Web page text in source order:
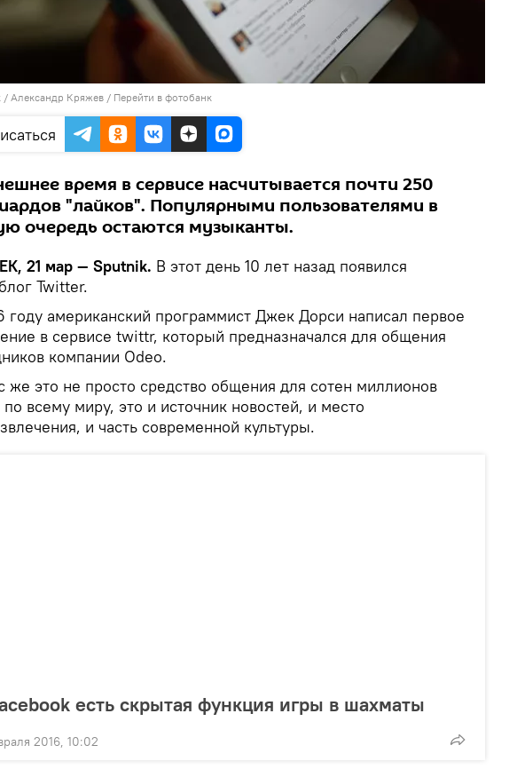
/ Александр Кряжев / Перейти в фотобанк
время в сервисе насчитывается почти 250
"лайков". Популярными пользователями в
очередь остаются музыканты.
21 мар — Sputnik. В этот день 10 лет назад появился
Twitter.
году американский программист Джек Дорси написал первое
в сервисе twittr, который предназначался для общения
компании Odeo.
же это не просто средство общения для сотен миллионов
всему миру, это и источник новостей, и место
и часть современной культуры.
есть скрытая функция игры в шахматы
2016, 10:02